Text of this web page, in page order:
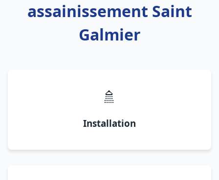
assainissement Saint
Galmier
🚿
Installation